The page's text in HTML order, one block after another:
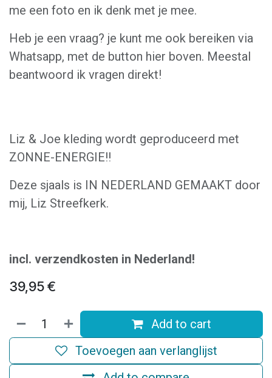
me een foto en ik denk met je mee.
Heb je een vraag? je kunt me ook bereiken via
Whatsapp, met de button hier boven. Meestal
beantwoord ik vragen direkt!
Liz & Joe kleding wordt geproduceerd met
ZONNE-ENERGIE!!
Deze sjaals is IN NEDERLAND GEMAAKT door
mij, Liz Streefkerk.
incl. verzendkosten in Nederland!
39,95€
Add to cart
Toevoegen aan verlanglijst